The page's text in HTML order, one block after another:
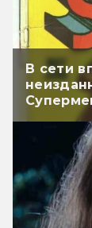
В сети